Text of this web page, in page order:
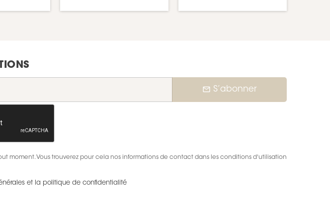
mail_outline S’abonner
moment. Vous trouverez pour cela nos informations de contact dans les conditions d'utilisation
et la politique de confidentialité